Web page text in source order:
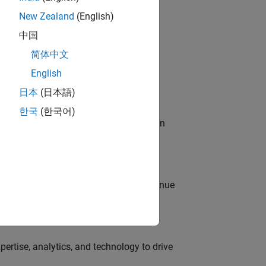
in helping to create a modern,
complex issues, serving as an
planning, forecasting, and revenue
analytics, and technology to drive
New Zealand (English)
中国
简体中文
English
日本 (日本語)
한국 (한국어)